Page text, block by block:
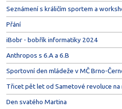
Seznámení s králičím sportem a
Přání
iBobr - bobřík informatiky 2024
Anthropos s 6.A a 6.B
Sportovní den mládeže v MČ Brno-
Třicet pět let od Sametové revoluce na
Den svatého Martina